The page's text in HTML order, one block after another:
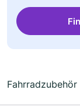
Fahrradzubehör